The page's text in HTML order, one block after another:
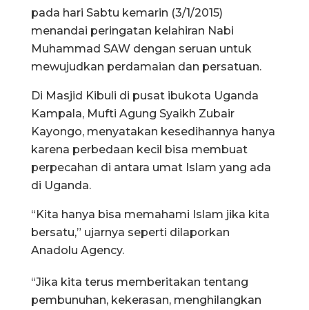
pada hari Sabtu kemarin (3/1/2015)
menandai peringatan kelahiran Nabi
Muhammad SAW dengan seruan untuk
mewujudkan perdamaian dan persatuan.
Di Masjid Kibuli di pusat ibukota Uganda
Kampala, Mufti Agung Syaikh Zubair
Kayongo, menyatakan kesedihannya hanya
karena perbedaan kecil bisa membuat
perpecahan di antara umat Islam yang ada
di Uganda.
“Kita hanya bisa memahami Islam jika kita
bersatu,” ujarnya seperti dilaporkan
Anadolu Agency.
“Jika kita terus memberitakan tentang
pembunuhan, kekerasan, menghilangkan